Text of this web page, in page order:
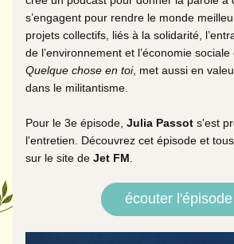
s’engagent pour rendre le monde
projets collectifs, liés à la solidarité,
de l’environnement et l’économie sociale
Quelque chose en toi, met aussi en
dans le militantisme.
Pour le 3e épisode, Julia Passot s'est
l'entretien. Découvrez cet épisode et
sur le site de Jet FM
écouter l'épisode